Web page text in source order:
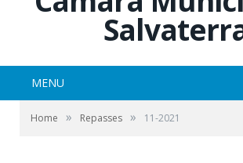
MENU
Home » Repasses » 11-2021